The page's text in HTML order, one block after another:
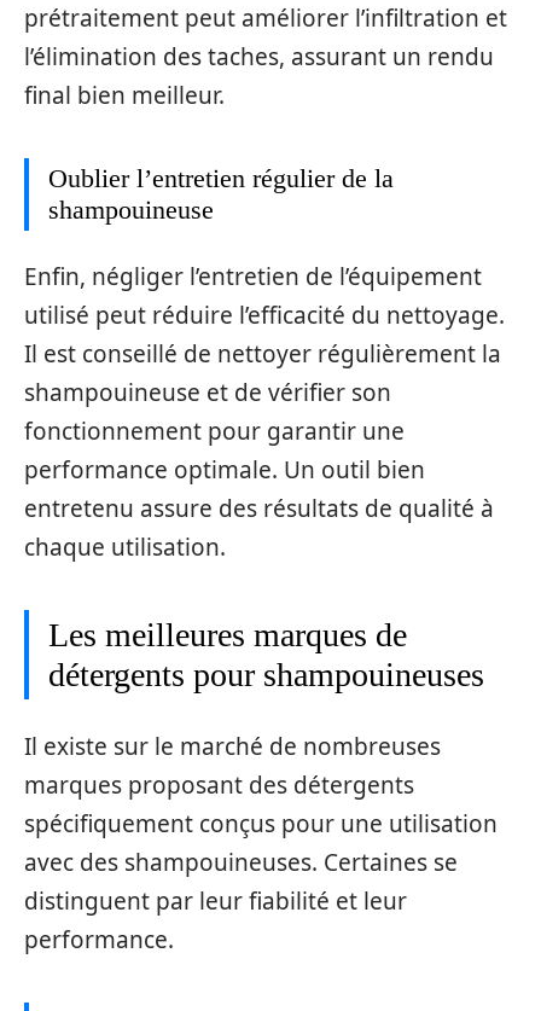
prétraitement peut améliorer l’infiltration et
l’élimination des taches, assurant un rendu
final bien meilleur.
Oublier l’entretien régulier de la
shampouineuse
Enfin, négliger l’entretien de l’équipement
utilisé peut réduire l’efficacité du nettoyage.
Il est conseillé de nettoyer régulièrement la
shampouineuse et de vérifier son
fonctionnement pour garantir une
performance optimale. Un outil bien
entretenu assure des résultats de qualité à
chaque utilisation.
Les meilleures marques de
détergents pour shampouineuses
Il existe sur le marché de nombreuses
marques proposant des détergents
spécifiquement conçus pour une utilisation
avec des shampouineuses. Certaines se
distinguent par leur fiabilité et leur
performance.